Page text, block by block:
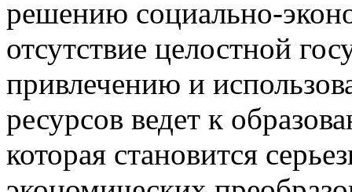
решению социально-
отсутствие целостной
привлечению и
ресурсов ведет к
которая становится